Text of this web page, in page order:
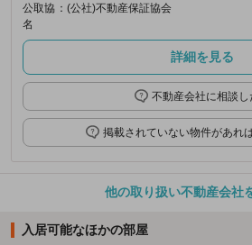
公取協
名
：(公社)不動産保証協会
詳細を見る
不動産会社に相談し
掲載されていない物件があれ
他の取り扱い不動産会社
入居可能なほかの部屋